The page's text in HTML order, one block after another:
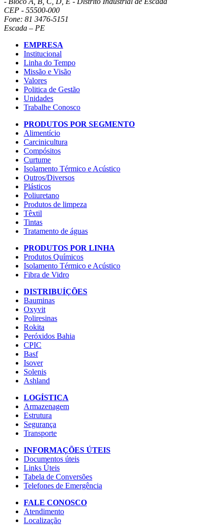
CEP - 55500-000
Fone: 81 3476-5151
Escada – PE
EMPRESA
Institucional
Linha do Tempo
Missão e Visão
Valores
Politica de Gestão
Unidades
Trabalhe Conosco
PRODUTOS POR SEGMENTO
Alimentício
Carcinicultura
Compósitos
Curtume
Isolamento Térmico e Acústico
Outros/Diversos
Plásticos
Poliuretano
Produtos de limpeza
Têxtil
Tintas
Tratamento de águas
PRODUTOS POR LINHA
Produtos Químicos
Isolamento Térmico e Acústico
Fibra de Vidro
DISTRIBUÍÇÕES
Bauminas
Oxyvit
Poliresinas
Rokita
Peróxidos Bahia
CPIC
Basf
Isover
Solenis
Ashland
LOGÍSTICA
Armazenagem
Estrutura
Segurança
Transporte
INFORMAÇÕES ÚTEIS
Documentos úteis
Links Úteis
Tabela de Conversões
Telefones de Emergência
FALE CONOSCO
Atendimento
Localização